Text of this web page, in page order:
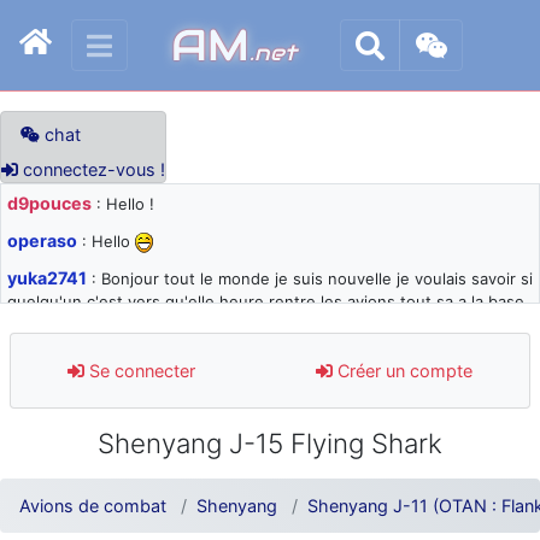
AM.net
chat
connectez-vous !
d9pouces : Hello !
operaso : Hello
yuka2741 : Bonjour tout le monde je suis nouvelle je voulais savoir si
quelqu'un c'est vers qu'elle heure rentre les avions tout sa a la base
d9pouces: désolé pour les quelques blocages du site ces derniers
jours : je teste des méthodes contre le spam et les bots trop nocifs
: Super, la nouvelle bannière
d9pouces
: je suis un avion@,._,+ > lesquels ? je ne suis pas sûr de
comprendre
Se connecter Créer un compte
Shenyang J-15 Flying Shark
Avions de combat Shenyang Shenyang J-11 (OTAN :